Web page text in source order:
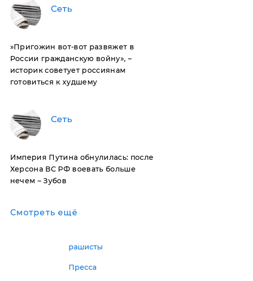
Сеть
​»Пригожин вот-вот развяжет в
России гражданскую войну», –
историк советует россиянам
готовиться к худшему
Сеть
Империя Путина обнулилась: после
Херсона ВС РФ воевать больше
нечем – Зубов
Смотреть ещё
рашисты
Пресса